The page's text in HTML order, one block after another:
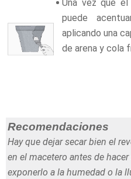
Una vez que
puede
aplicando una
de arena y cola
Recomendaciones
Hay que dejar secar bien el
en el macetero antes de
exponerlo a la humedad o la